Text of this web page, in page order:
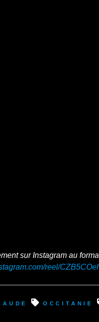
sur Instagram au
reel/
Aude occitanie